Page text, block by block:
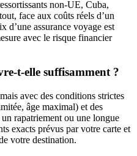
non-UE, Cuba,
face aux coûts réels d’un
d’une assurance voyage est
avec le risque financier
t-elle suffisamment ?
avec des conditions strictes
âge maximal) et des
rapatriement ou une longue
exacts prévus par votre carte et
votre destination.